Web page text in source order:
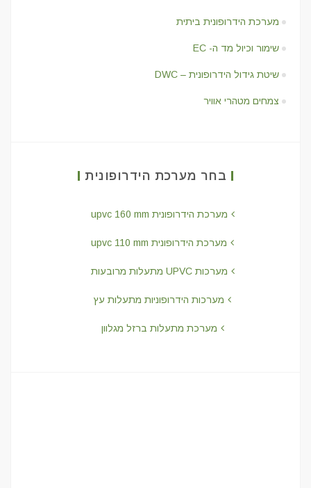
מערכת הידרופונית ביתית
שימור וכיול מד ה- EC
שיטת גידול הידרופונית – DWC
צמחים מטהרי אוויר
בחר מערכת הידרופונית
מערכת הידרופונית upvc 160 mm
מערכת הידרופונית upvc 110 mm
מערכות UPVC מתעלות מרובעות
מערכות הידרופוניות מתעלות עץ
מערכת מתעלות ברזל מגלוון